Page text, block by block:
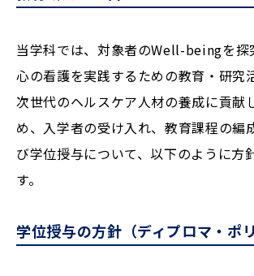
当学科では、対象者のWell-beingを探
心の看護を実践するための教育・研究
次世代のヘルスケア人材の養成に貢献
め、入学者の受け入れ、教育課程の編
び学位授与について、以下のように方
す。
学位授与の方針（ディプロマ・ポリ